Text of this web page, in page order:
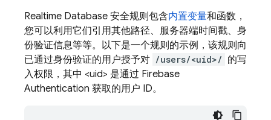
Realtime Database 安全规则包含内置变量和函数，
您可以利用它们引用其他路径、服务器端时间戳、身
份验证信息等等。以下是一个规则的示例，该规则向
已通过身份验证的用户授予对 /users/<uid>/ 的写
入权限，其中 <uid> 是通过 Firebase
Authentication 获取的用户 ID。